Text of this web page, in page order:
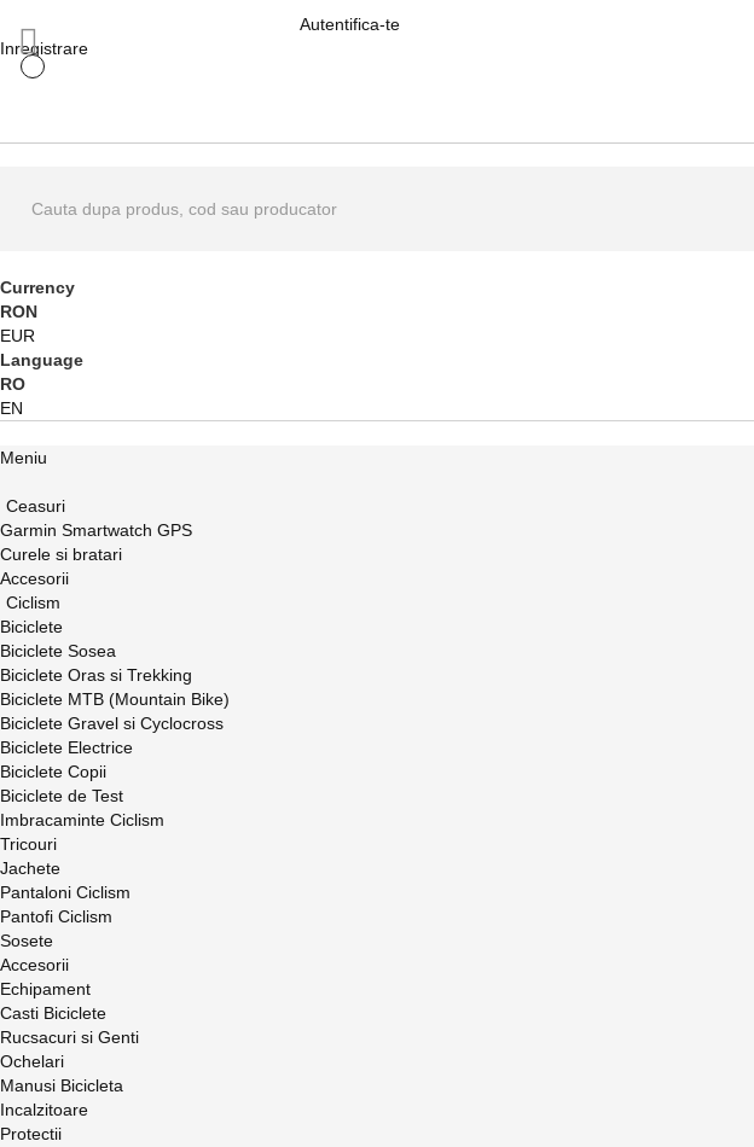
Autentifica-te
Inregistrare
Currency
RON
EUR
Language
RO
EN
Meniu
Ceasuri
Garmin Smartwatch GPS
Curele si bratari
Accesorii
Ciclism
Biciclete
Biciclete Sosea
Biciclete Oras si Trekking
Biciclete MTB (Mountain Bike)
Biciclete Gravel si Cyclocross
Biciclete Electrice
Biciclete Copii
Biciclete de Test
Imbracaminte Ciclism
Tricouri
Jachete
Pantaloni Ciclism
Pantofi Ciclism
Sosete
Accesorii
Echipament
Casti Biciclete
Rucsacuri si Genti
Ochelari
Manusi Bicicleta
Incalzitoare
Protectii